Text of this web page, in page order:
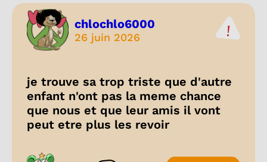
chlochlo6000
26 juin 2026
je trouve sa trop triste que d'autre
enfant n'ont pas la meme chance
que nous et que leur amis il vont
peut etre plus les revoir